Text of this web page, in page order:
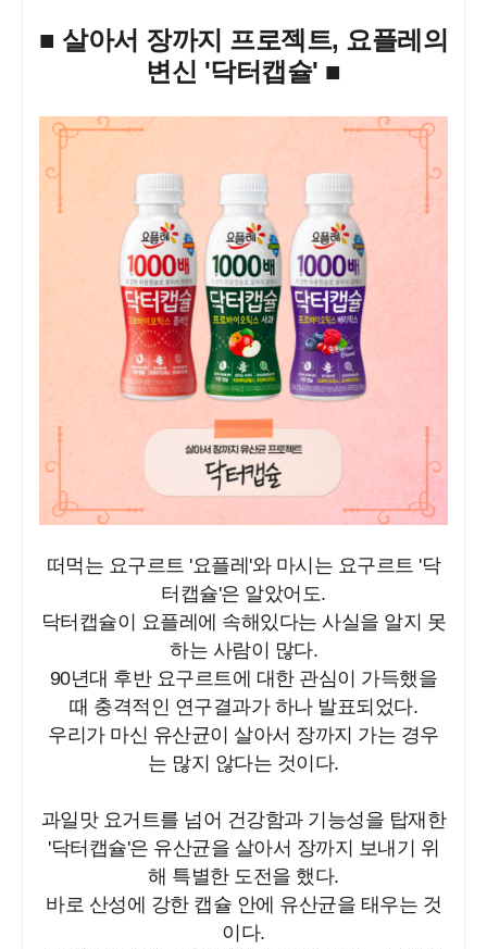
■ 살아서 장까지 프로젝트, 요플레의
변신 '닥터캡슐' ■
떠먹는 요구르트 '요플레'와 마시는 요구르트 '닥
터캡슐'은 알았어도.
닥터캡슐이 요플레에 속해있다는 사실을 알지 못
하는 사람이 많다.
90년대 후반 요구르트에 대한 관심이 가득했을
때 충격적인 연구결과가 하나 발표되었다.
우리가 마신 유산균이 살아서 장까지 가는 경우
는 많지 않다는 것이다.
과일맛 요거트를 넘어 건강함과 기능성을 탑재한
'닥터캡슐'은 유산균을 살아서 장까지 보내기 위
해 특별한 도전을 했다.
바로 산성에 강한 캡슐 안에 유산균을 태우는 것
이다.